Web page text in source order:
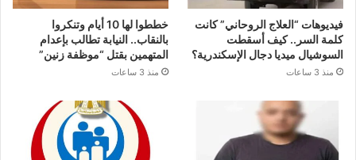
فيديوهات “العلاج الروحاني” كانت
كلمة السر.. كيف أسقطت
السوشيال ميديا دجال الإسكندرية؟
منذ 3 ساعات
خططوا لها 10 أيام وتنكروا
بالنقاب.. النيابة تطالب بإعدام
المتهمين بقتل “موظفة زنين”
منذ 3 ساعات